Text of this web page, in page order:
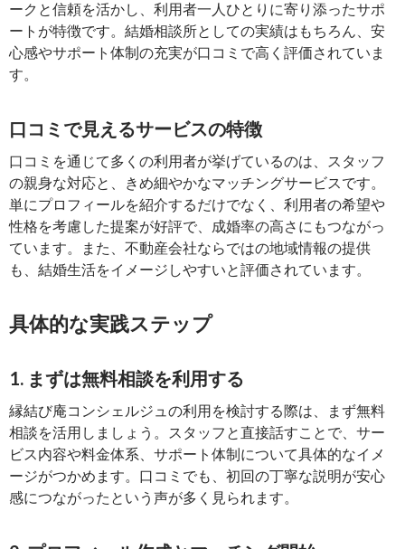
ークと信頼を活かし、利用者一人ひとりに寄り添ったサポ
ートが特徴です。結婚相談所としての実績はもちろん、安
心感やサポート体制の充実が口コミで高く評価されていま
す。
口コミで見えるサービスの特徴
口コミを通じて多くの利用者が挙げているのは、スタッフ
の親身な対応と、きめ細やかなマッチングサービスです。
単にプロフィールを紹介するだけでなく、利用者の希望や
性格を考慮した提案が好評で、成婚率の高さにもつながっ
ています。また、不動産会社ならではの地域情報の提供
も、結婚生活をイメージしやすいと評価されています。
具体的な実践ステップ
1. まずは無料相談を利用する
縁結び庵コンシェルジュの利用を検討する際は、まず無料
相談を活用しましょう。スタッフと直接話すことで、サー
ビス内容や料金体系、サポート体制について具体的なイメ
ージがつかめます。口コミでも、初回の丁寧な説明が安心
感につながったという声が多く見られます。